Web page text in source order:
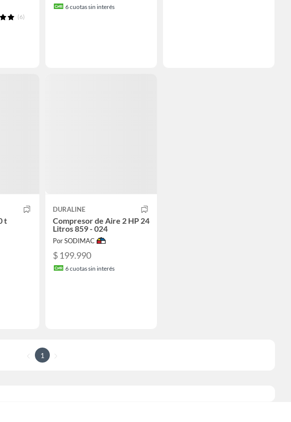
(6)
6cuotas sin interés
t
DURALINE
Compresor de Aire 2 HP 24
Litros 859 - 024
Por SODIMAC
$ 199.990
6cuotas sin interés
1